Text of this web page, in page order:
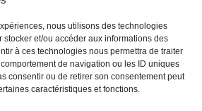
nous utilisons des technologies
et/ou accéder aux informations des
à ces technologies nous permettra de traiter
de navigation ou les ID uniques
consentir ou de retirer son consentement peut
caractéristiques et fonctions.